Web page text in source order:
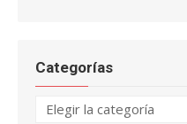
Categorías
Categorías